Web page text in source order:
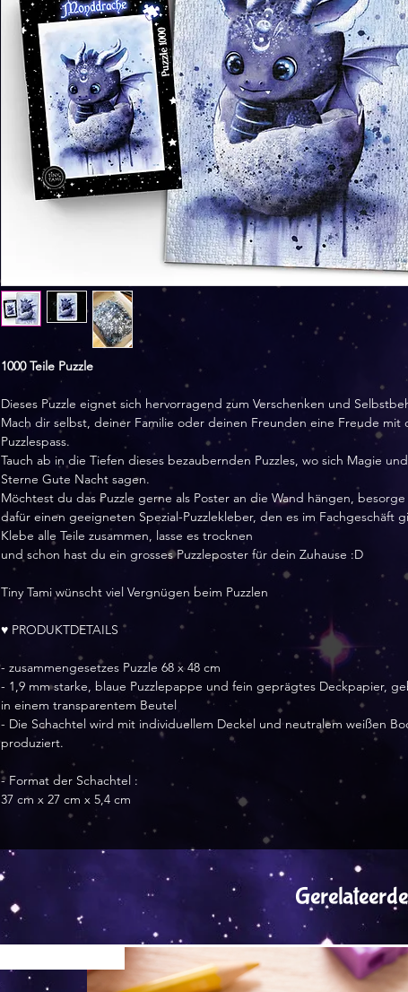
1000 Teile Puzzle
Dieses Puzzle eignet sich hervorragend zum Verschenken und
Mach dir selbst, deiner Familie oder deinen Freunden eine Freude mit
Puzzlespass.
Tauch ab in die Tiefen dieses bezaubernden Puzzles, wo sich Magie
Sterne Gute Nacht sagen.
Möchtest du das Puzzle gerne als Poster an die Wand hängen,
dafür einen geeigneten Spezial-Puzzlekleber, den es im Fachgeschäft
Klebe alle Teile zusammen, lasse es trocknen
und schon hast du ein grosses Puzzleposter für dein Zuhause :D
Tiny Tami wünscht viel Vergnügen beim Puzzlen
♥ PRODUKTDETAILS
- zusammengesetzes Puzzle 68 x 48 cm
- 1,9 mm starke, blaue Puzzlepappe und fein geprägtes Deckpapier,
in einem transparentem Beutel
- Die Schachtel wird mit individuellem Deckel und neutralem weißen
produziert.
- Format der Schachtel :
37 cm x 27 cm x 5,4 cm